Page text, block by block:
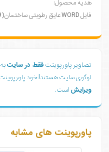
هدیه محصول:
فایل WORD عایق رطوبتی ساختمان(9صفحه)
تصاویر پاورپوینت فقط در سایت
لوگوی سایت هستند! خود
ویرایش است.
پاورپوینت های مشابه